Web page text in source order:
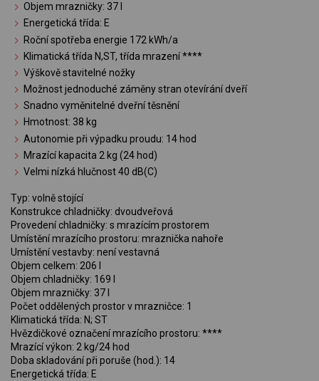
Objem mrazničky: 37 l
Energetická třída: E
Roční spotřeba energie 172 kWh/a
Klimatická třída N,ST, třída mrazení ****
Výškově stavitelné nožky
Možnost jednoduché záměny stran otevírání dveří
Snadno vyměnitelné dveřní těsnění
Hmotnost: 38 kg
Autonomie při výpadku proudu: 14 hod
Mrazící kapacita 2 kg (24 hod)
Velmi nízká hlučnost 40 dB(C)
Typ: volně stojící
Konstrukce chladničky: dvoudveřová
Provedení chladničky: s mrazícím prostorem
Umístění mrazícího prostoru: mraznička nahoře
Umístění vestavby: není vestavná
Objem celkem: 206 l
Objem chladničky: 169 l
Objem mrazničky: 37 l
Počet oddělených prostor v mrazničce: 1
Klimatická třída: N; ST
Hvězdičkové označení mrazícího prostoru: ****
Mrazící výkon: 2 kg/24 hod
Doba skladování při poruše (hod.): 14
Energetická třída: E